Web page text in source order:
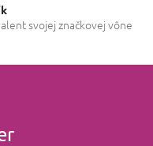
svojej značkovej vône